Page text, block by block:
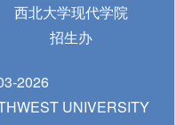
西北大学现代学院
招生办
2026
UNIVERSITY